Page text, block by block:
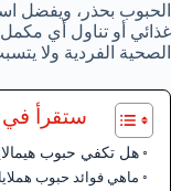
الحبوب بحذر، ويفضل
غذائي أو تناول أي
الصحية الفردية ولا
ستقرأ في
هل تكفي حبوب
ماهي فوائد حبوب